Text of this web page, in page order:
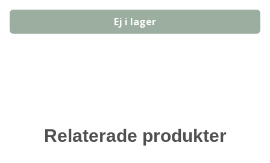
Ej i lager
Relaterade produkter